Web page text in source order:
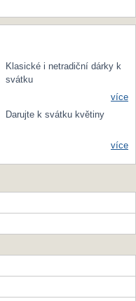
Klasické i netradiční dárky k
svátku
více
Darujte k svátku květiny
více